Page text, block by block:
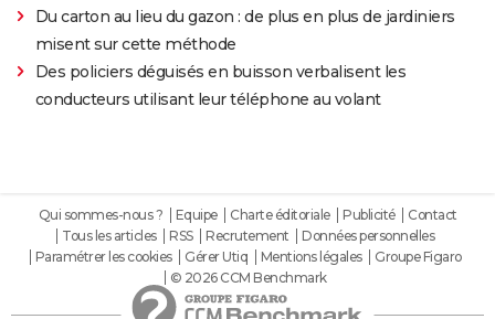
Du carton au lieu du gazon : de plus en plus de jardiniers
misent sur cette méthode
Des policiers déguisés en buisson verbalisent les
conducteurs utilisant leur téléphone au volant
Qui sommes-nous ? Equipe Charte éditoriale Publicité
Contact
Tous les articles
RSS Recrutement
Données personnelles
Paramétrer les cookies
Gérer Utiq Mentions légales
Groupe Figaro
© 2026 CCM Benchmark